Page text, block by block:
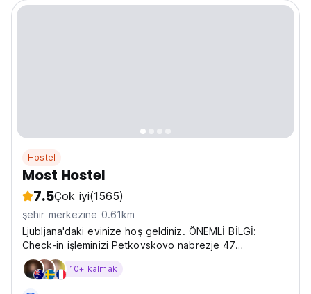
Hostel
Most Hostel
7.5Çok iyi(1565)
şehir merkezine 0.61km
Ljubljana'daki evinize hoş geldiniz. ÖNEMLİ BİLGİ:
Check-in işleminizi Petkovskovo nabrezje 47
adresindeki H2O Hostel'de yapacaksınız ve ardından
sizi aynı caddedeki odanıza götüreceğiz. Caddemiz
10+ kalmak